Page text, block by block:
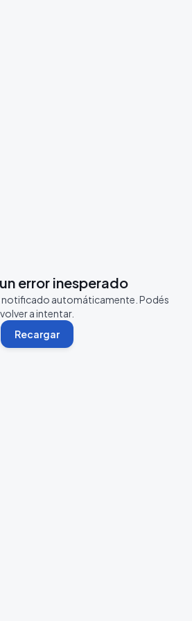
error inesperado
notificado automáticamente. Podés
volver a intentar.
Recargar